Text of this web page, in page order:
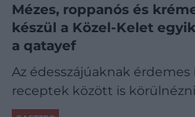
Mézes, roppanós és
készül a Közel-Kelet
a qatayef
Az édesszájúaknak
receptek között is